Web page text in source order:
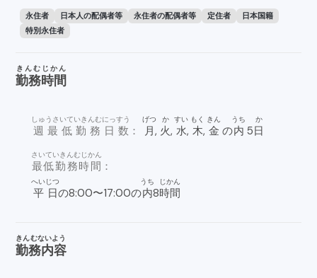
永住者 日本人の配偶者等 永住者の配偶者等 定住者
日本国籍
特別永住者
勤務時間
きんむじかん
週最低勤務日数
しゅうさいていきんむにっすう
： 月
げつ
, 火
か
, 水
すい
, 木
もく
, 金
きん
の内
うち
5日
か
最低勤務時間
さいていきんむじかん
：
平日
へいじつ
の8:00〜17:00の内
うち
8時間
じかん
勤務内容
きんむないよう